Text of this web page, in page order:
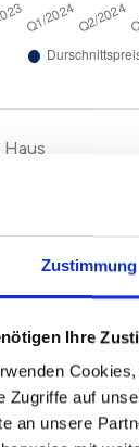
Zustimmung
Ihre
Zugriffe auf
an unsere
Haus
Maklern
Zustand und